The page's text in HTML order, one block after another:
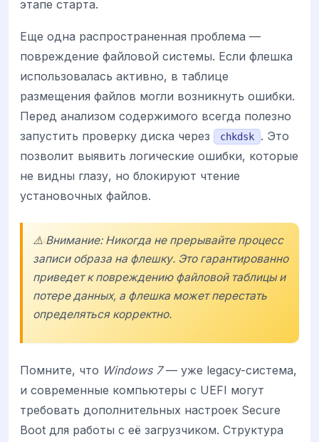
этапе старта.
Еще одна распространенная проблема —
повреждение файловой системы. Если флешка
использовалась активно, в таблице
размещения файлов могли возникнуть ошибки.
Перед анализом содержимого всегда полезно
запустить проверку диска через
chkdsk
. Это
позволит выявить логические ошибки, которые
не видны глазу, но блокируют чтение
установочных файлов.
⚠️ Внимание: Никогда не прерывайте процесс
записи образа на флешку. Это гарантированно
приведет к повреждению файловой таблицы и
потере данных, а флешка может перестать
определяться корректно.
Помните, что Windows 7— уже legacy-система,
и современные компьютеры с UEFI могут
требовать дополнительных настроек Secure
Boot для работы с её загрузчиком. Структура